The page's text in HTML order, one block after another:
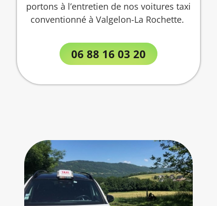
portons à l’entretien de nos voitures taxi
conventionné à Valgelon-La Rochette.
06 88 16 03 20